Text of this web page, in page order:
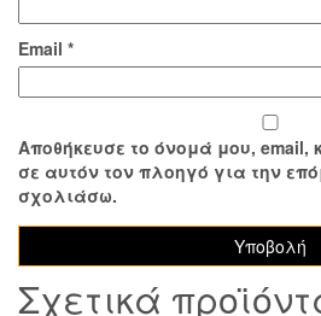
Email *
Αποθήκευσε το όνομά μου, email,
σε αυτόν τον πλοηγό για την
σχολιάσω.
Σχετικά